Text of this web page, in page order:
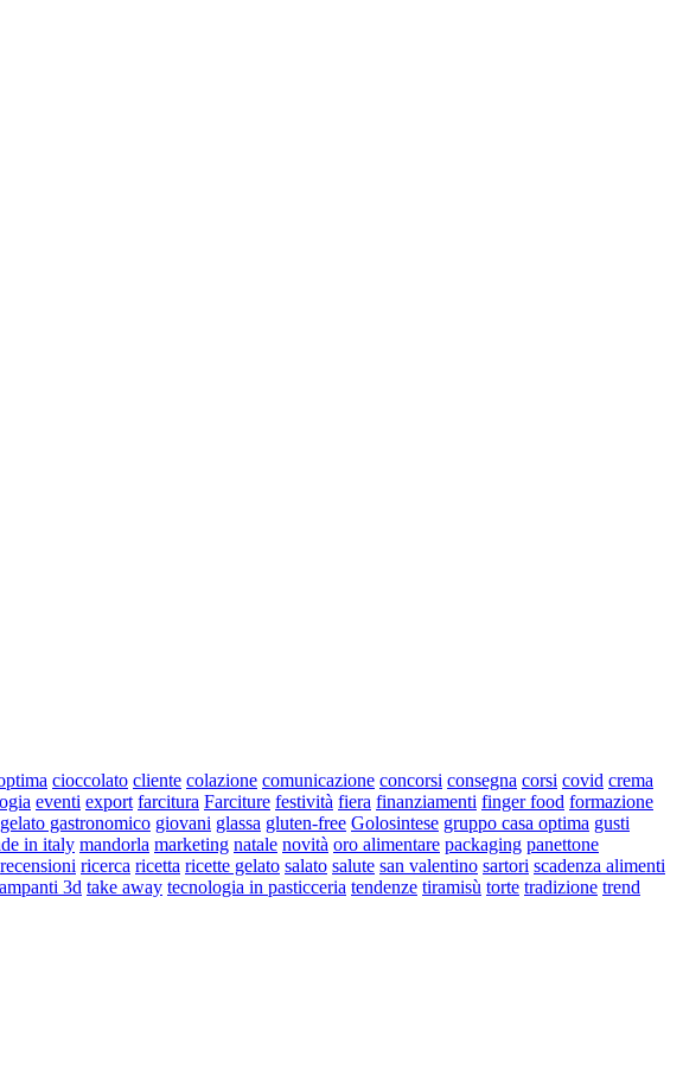
cioccolato cliente colazione comunicazione concorsi consegna corsi covid crema
eventi export farcitura Farciture festività fiera finanziamenti finger food formazione
gelato gastronomico giovani glassa gluten-free Golosintese gruppo casa optima gusti
in italy mandorla marketing natale novità oro alimentare packaging panettone
recensioni ricerca ricetta ricette gelato salato salute san valentino sartori scadenza alimenti
3d take away tecnologia in pasticceria tendenze tiramisù torte tradizione trend